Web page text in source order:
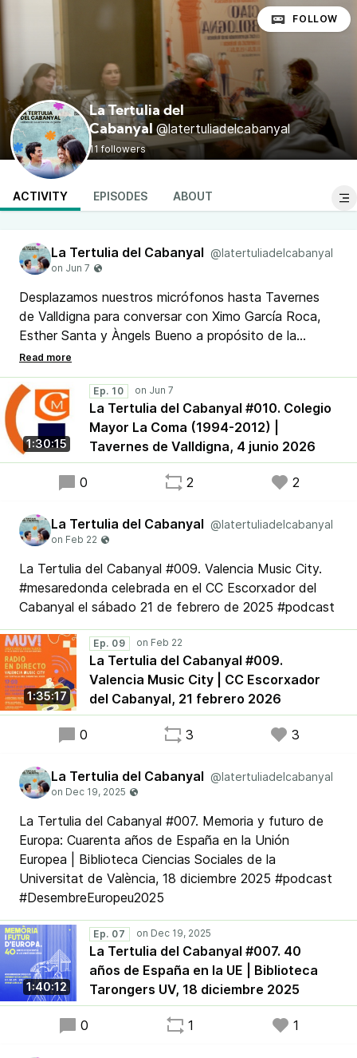
La Tertulia del
Cabanyal @latertuliadelcabanyal
11 followers
FOLLOW
ACTIVITY EPISODES ABOUT
La Tertulia del Cabanyal @latertuliadelcabanyal
Desplazamos nuestros micrófonos hasta Tavernes
de Valldigna para conversar con Ximo García Roca,
Esther Santa y Àngels Bueno a propósito de la
experiencia que supuso la actividad del Colegio
Mayor Universitario La Coma durante el período
1994-2012. Un #podcast de #RadioMalva
1:30:15
Ep. 10
La Tertulia del Cabanyal #010. Colegio
Mayor La Coma (1994-2012) |
Tavernes de Valldigna, 4 junio 2026
0 2 2
La Tertulia del Cabanyal @latertuliadelcabanyal
La Tertulia del Cabanyal #009. Valencia Music City.
#mesaredonda celebrada en el CC Escorxador del
Cabanyal el sábado 21 de febrero de 2025 #podcast
1:35:17
Ep. 09
La Tertulia del Cabanyal #009.
Valencia Music City | CC Escorxador
del Cabanyal, 21 febrero 2026
0 3 3
La Tertulia del Cabanyal @latertuliadelcabanyal
La Tertulia del Cabanyal #007. Memoria y futuro de
Europa: Cuarenta años de España en la Unión
Europea | Biblioteca Ciencias Sociales de la
Universitat de València, 18 diciembre 2025 #podcast
#DesembreEuropeu2025
1:40:12
Ep. 07
La Tertulia del Cabanyal #007. 40
años de España en la UE | Biblioteca
Tarongers UV, 18 diciembre 2025
0 1 1